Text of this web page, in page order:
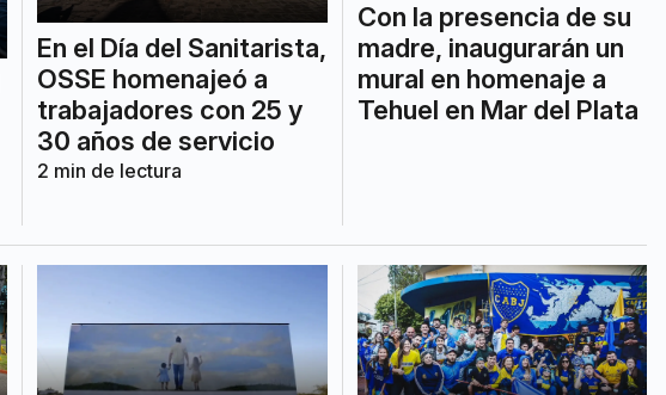
En el Día del Sanitarista,
OSSE homenajeó a
trabajadores con 25 y
30 años de servicio
2 min de lectura
Con la presencia de su
madre, inaugurarán un
mural en homenaje a
Tehuel en Mar del Plata